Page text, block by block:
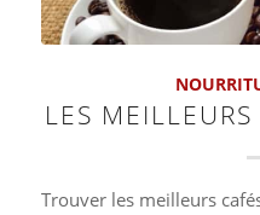
LES
Trouver les meilleurs